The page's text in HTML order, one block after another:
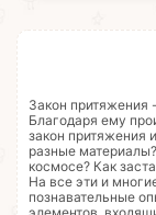
Закон притяжения
Благодаря ему
закон притяжения
разные
космосе? Как
На все эти и
познавательные